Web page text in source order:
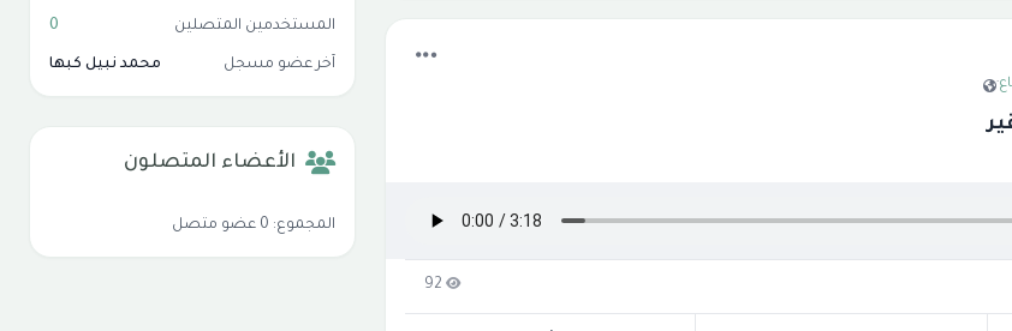
·
المستخدمين المتصلين 0
آخر عضو مسجل محمد نبيل كبها
الأعضاء المتصلون
المجموع: 0 عضو متصل